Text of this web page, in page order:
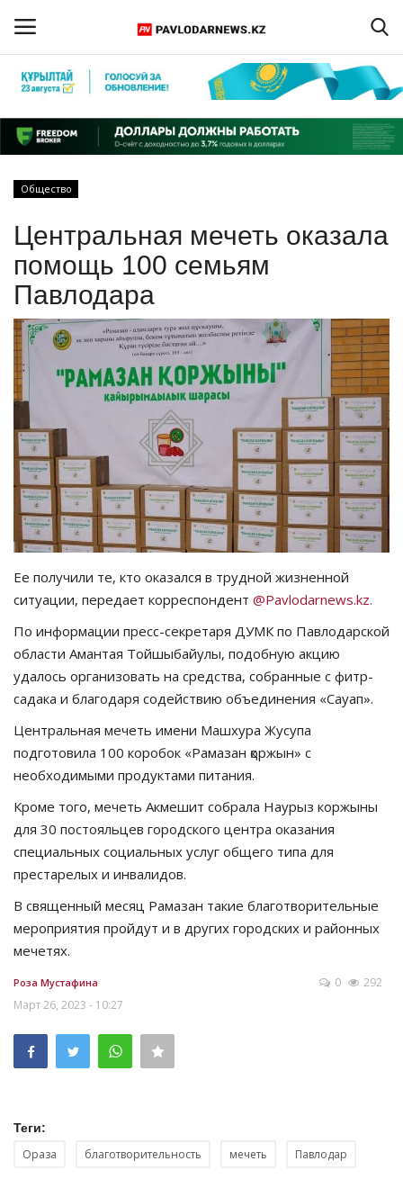
Регистрация
Главная
ПАВЛОДАРСКАЯ ОБЛАСТЬ
КАЗАХСТАН
МИР
СПЕЦПРОЕКТЫ
СПОРТ
Чек-лист
РАЗВЛЕЧЕНИЯ
OFFICIAL
Язык
Қазақша Русский
Общество
Центральная мечеть оказала
помощь 100 семьям
Павлодара
Ее получили те, кто оказался в трудной жизненной
ситуации, передает корреспондент @Pavlodarnews.kz.
По информации пресс-секретаря ДУМК по Павлодарской
области Амантая Тойшыбайулы, подобную акцию
удалось организовать на средства, собранные с фитр-
садака и благодаря содействию объединения «Сауап».
Центральная мечеть имени Машхура Жусупа
подготовила 100 коробок «Рамазан қоржын» с
необходимыми продуктами питания.
Кроме того, мечеть Акмешит собрала Наурыз коржыны
для 30 постояльцев городского центра оказания
специальных социальных услуг общего типа для
престарелых и инвалидов.
В священный месяц Рамазан такие благотворительные
мероприятия пройдут и в других городских и районных
мечетях.
Роза Мустафина
Март 26, 2023 - 10:27
0 292
Теги:
Ораза благотворительность мечеть Павлодар